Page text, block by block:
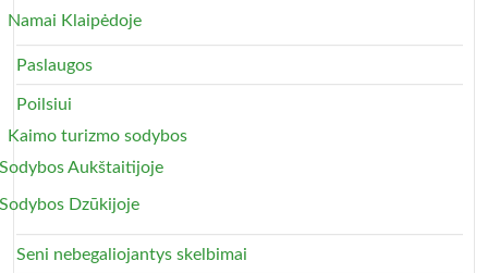
Namai Klaipėdoje
Paslaugos
Poilsiui
Kaimo turizmo sodybos
Sodybos Aukštaitijoje
Sodybos Dzūkijoje
Seni nebegaliojantys skelbimai